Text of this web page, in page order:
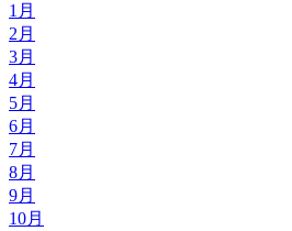
1月
2月
3月
4月
5月
6月
7月
8月
9月
10月